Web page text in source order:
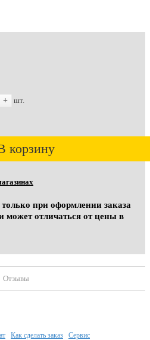
+ шт.
корзину
при оформлении заказа
может отличаться от цены в
Отзывы
Как сделать заказ Сервис